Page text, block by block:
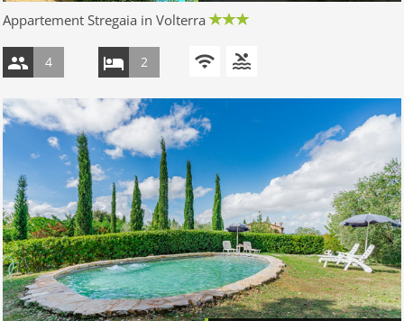
Appartement Stregaia in Volterra
4 2